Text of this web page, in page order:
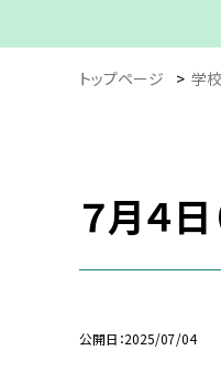
トップページ > 学
７月４
公開日 2025/07/04